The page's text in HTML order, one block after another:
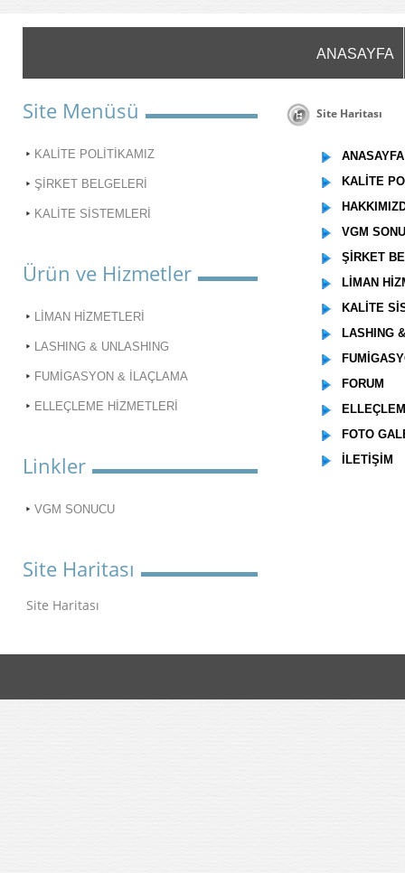
ANASAYFA
Site Menüsü
KALİTE POLİTİKAMIZ
ŞİRKET BELGELERİ
KALİTE SİSTEMLERİ
Ürün ve Hizmetler
LİMAN HİZMETLERİ
LASHING & UNLASHING
FUMİGASYON & İLAÇLAMA
ELLEÇLEME HİZMETLERİ
Linkler
VGM SONUCU
Site Haritası
Site Haritası
Site Haritası
ANASAYFA
KALİTE
VGM
ŞİRKET
LİMAN
KALİTE
LASHING
FORUM
FOTO
İLETİŞİM